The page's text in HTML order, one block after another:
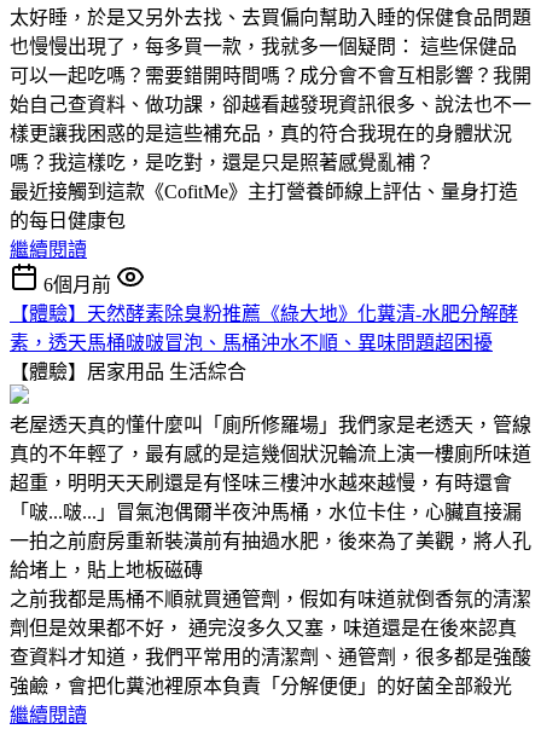
太好睡，於是又另外去找、去買偏向幫助入睡的保健食品問題
也慢慢出現了，每多買一款，我就多一個疑問： 這些保健品
可以一起吃嗎？需要錯開時間嗎？成分會不會互相影響？我開
始自己查資料、做功課，卻越看越發現資訊很多、說法也不一
樣更讓我困惑的是這些補充品，真的符合我現在的身體狀況
嗎？我這樣吃，是吃對，還是只是照著感覺亂補？
最近接觸到這款《CofitMe》主打營養師線上評估、量身打造
的每日健康包
繼續閱讀
6個月前
【體驗】天然酵素除臭粉推薦《綠大地》化糞清-水肥分解酵
素，透天馬桶啵啵冒泡、馬桶沖水不順、異味問題超困擾
【體驗】居家用品 生活綜合
老屋透天真的懂什麼叫「廁所修羅場」我們家是老透天，管線
真的不年輕了，最有感的是這幾個狀況輪流上演一樓廁所味道
超重，明明天天刷還是有怪味三樓沖水越來越慢，有時還會
「啵...啵...」冒氣泡偶爾半夜沖馬桶，水位卡住，心臟直接漏
一拍之前廚房重新裝潢前有抽過水肥，後來為了美觀，將人孔
給堵上，貼上地板磁磚
之前我都是馬桶不順就買通管劑，假如有味道就倒香氛的清潔
劑但是效果都不好， 通完沒多久又塞，味道還是在後來認真
查資料才知道，我們平常用的清潔劑、通管劑，很多都是強酸
強鹼，會把化糞池裡原本負責「分解便便」的好菌全部殺光
繼續閱讀